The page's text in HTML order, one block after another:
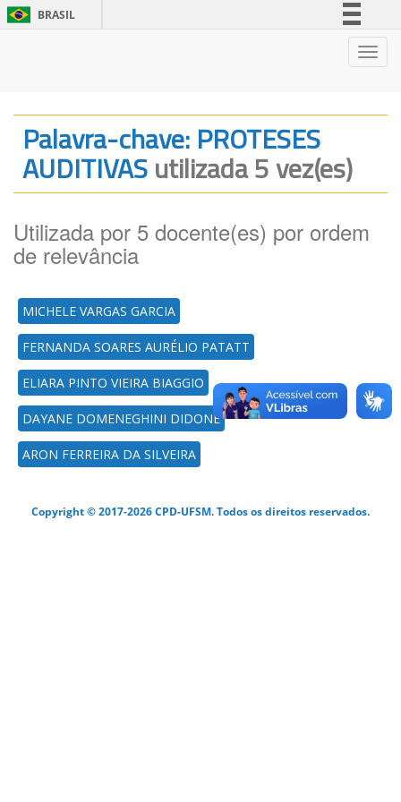
BRASIL
Legislação
Canais
Palavra-chave: PROTESES
AUDITIVASutilizada 5 vez(es)
Utilizada por 5 docente(es) por ordem
de relevância
MICHELE VARGAS GARCIA
FERNANDA SOARES AURÉLIO PATATT
ELIARA PINTO VIEIRA BIAGGIO
DAYANE DOMENEGHINI DIDONÉ
ARON FERREIRA DA SILVEIRA
Copyright © 2017-2026 CPD-UFSM. Todos os direitos reservados.